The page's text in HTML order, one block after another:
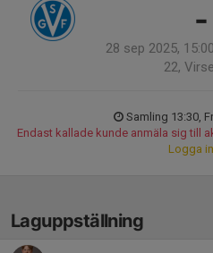
-
28 sep 2025,
22,
Samling 13:30,
Endast kallade kunde anmäla sig till
Logga
Laguppställning